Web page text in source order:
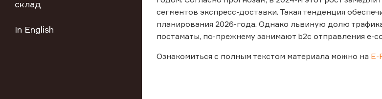
склад
In English
сегментов экспресс-доставки. Такая тенденция
планирования 2026-года. Однако львиную долю
постаматы, по-прежнему занимают b2c отправления e-
Ознакомиться с полным текстом материала можно на E-